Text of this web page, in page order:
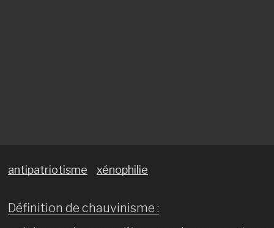
antipatriotisme xénophilie
Définition de chauvinisme :